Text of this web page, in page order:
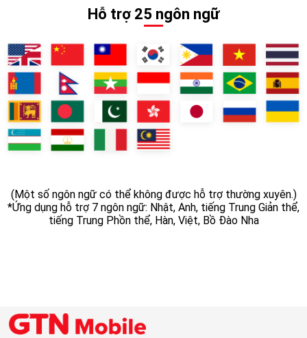
Hỗ trợ 25 ngôn ngữ
(Một số ngôn ngữ có thể không được hỗ trợ thường xuyên.)
*Ứng dụng hỗ trợ 7 ngôn ngữ: Nhật, Anh, tiếng Trung Giản thể,
tiếng Trung Phồn thể, Hàn, Việt, Bồ Đào Nha